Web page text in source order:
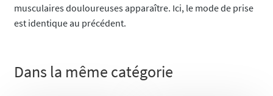
musculaires douloureuses apparaître. Ici, le mode de prise
est identique au précédent.
Dans la même catégorie